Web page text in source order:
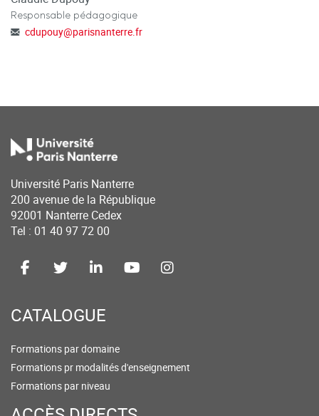
Responsable pédagogique
cdupouy@parisnanterre.fr
Université Paris Nanterre
200 avenue de la République
92001 Nanterre Cedex
Tel : 01 40 97 72 00
CATALOGUE
Formations par domaine
Formations pr modalités d'enseignement
Formations par niveau